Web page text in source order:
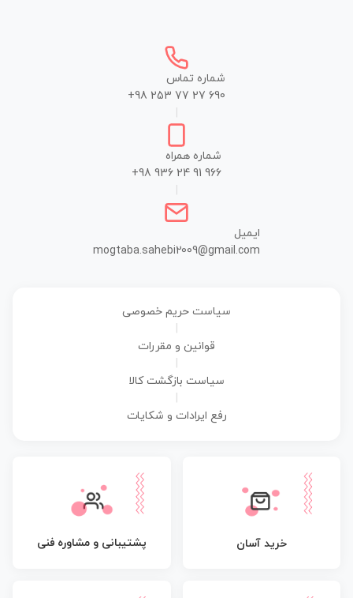
شماره تماس
+98 253 77 27 690
شماره همراه
+98 936 24 91 966
ایمیل
mogtaba.sahebi2009@gmail.com
سیاست حریم خصوصی
قوانین و مقررات
سیاست بازگشت کالا
رفع ایرادات و شکایات
خرید آسان پشتیبانی و مشاوره فنی